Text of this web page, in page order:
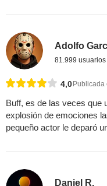
Adolfo
81.999 usuarios
4,0 Publicada
Buff, es de las veces que
explosión de emociones
pequeño actor le deparó
Daniel R.